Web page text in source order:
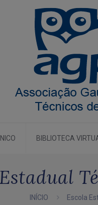
BIBLIOTECA
INÍCIO Escola